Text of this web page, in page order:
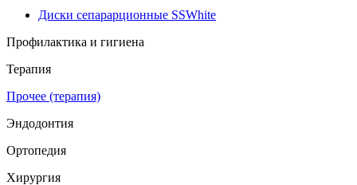
Диски сепарарционные SSWhite
Профилактика и гигиена
Терапия
Прочее (терапия)
Эндодонтия
Ортопедия
Хирургия